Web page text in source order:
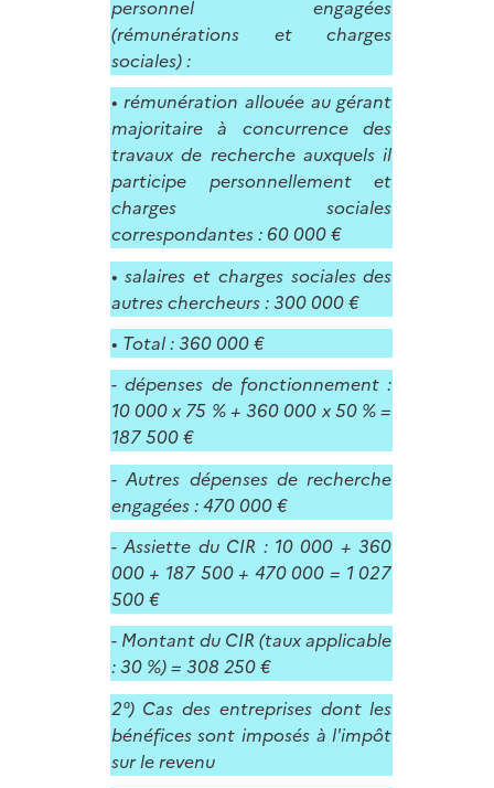
personnel engagées
(rémunérations et charges
sociales) :
• rémunération allouée au gérant
majoritaire à concurrence des
travaux de recherche auxquels il
participe personnellement et
charges sociales
correspondantes : 60 000 €
• salaires et charges sociales des
autres chercheurs : 300 000 €
• Total : 360 000 €
- dépenses de fonctionnement :
10 000 x 75 % + 360 000 x 50 % =
187 500 €
- Autres dépenses de recherche
engagées : 470 000 €
- Assiette du CIR : 10 000 + 360
000 + 187 500 + 470 000 = 1 027
500 €
- Montant du CIR (taux applicable
: 30 %) = 308 250 €
2°) Cas des entreprises dont les
bénéfices sont imposés à l'impôt
sur le revenu